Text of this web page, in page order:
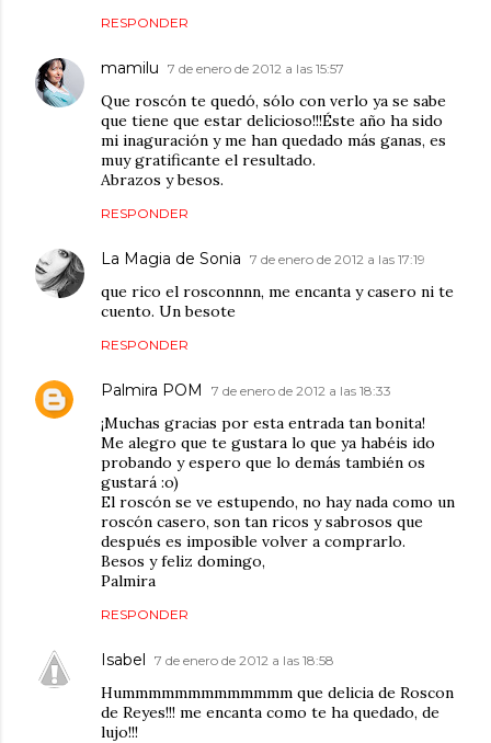
RESPONDER
mamilu 7 de enero de 2012 a las 15:57
Que roscón te quedó, sólo con verlo ya se sabe
que tiene que estar delicioso!!!Éste año ha sido
mi inaguración y me han quedado más ganas, es
muy gratificante el resultado.
Abrazos y besos.
RESPONDER
La Magia de Sonia 7 de enero de 2012 a las 17:19
que rico el rosconnnn, me encanta y casero ni te
cuento. Un besote
RESPONDER
Palmira POM 7 de enero de 2012 a las 18:33
¡Muchas gracias por esta entrada tan bonita!
Me alegro que te gustara lo que ya habéis ido
probando y espero que lo demás también os
gustará :o)
El roscón se ve estupendo, no hay nada como un
roscón casero, son tan ricos y sabrosos que
después es imposible volver a comprarlo.
Besos y feliz domingo,
Palmira
RESPONDER
Isabel 7 de enero de 2012 a las 18:58
Hummmmmmmmmmmmm que delicia de Roscon
de Reyes!!! me encanta como te ha quedado, de
lujo!!!